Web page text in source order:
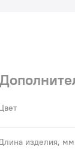
изделия, мм